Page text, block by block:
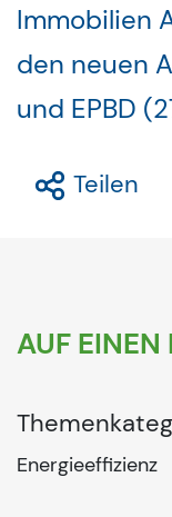
Immobilien
den neuen
und EPBD
Teilen
AUF EINEN
Energieeffizienz